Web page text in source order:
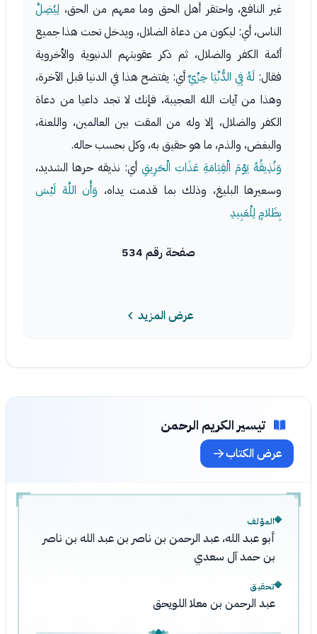
غير النافع، واحتقر أهل الحق وما معهم من الحق، لِيُضِلَّ
الناس، أي: ليكون من دعاة الضلال، ويدخل تحت هذا جميع
أئمة الكفر والضلال، ثم ذكر عقوبتهم الدنيوية والأخروية
فقال: لَهُ فِي الدُّنْيَا خِزْيٌأي: يفتضح هذا في الدنيا قبل الآخرة،
وهذا من آيات الله العجيبة، فإنك لا تجد داعيا من دعاة
الكفر والضلال، إلا وله من المقت بين العالمين، واللعنة،
والبغض، والذم، ما هو حقيق به، وكل بحسب حاله.
وَنُذِيقُهُ يَوْمَ الْقِيَامَةِ عَذَابَ الْحَرِيقِ أي: نذيقه حرها الشديد،
وسعيرها البليغ، وذلك بما قدمت يداه، وَأَّن اللَّهَ لَيْسَ
بِظَلامٍ لِلْعَبِيدِ
صفحة رقم 534
عرض المزيد
تيسير الكريم الرحمن
عرض الكتاب
المؤلف
أبو عبد الله، عبد الرحمن بن ناصر بن عبد الله بن ناصر
بن حمد آل سعدي
تحقيق
عبد الرحمن بن معلا اللويحق